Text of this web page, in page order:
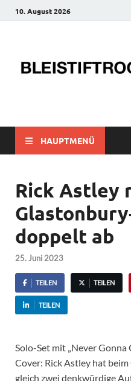
10. August 2026
HAUPTMENÜ
Rick Astley
doppelt ab
25. Juni 2023
TEILEN TEILEN
TEILEN
Solo-Set mit „Never Gonna
Cover: Rick Astley hat
gleich zwei denkwürdige